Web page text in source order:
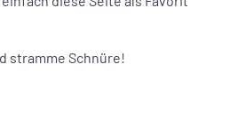
stramme Schnüre!